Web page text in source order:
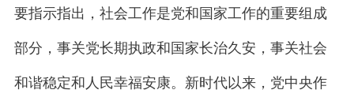
要指示指出，社会工作是党和国家工作的重要组成
部分，事关党长期执政和国家长治久安，事关社会
和谐稳定和人民幸福安康。新时代以来，党中央作